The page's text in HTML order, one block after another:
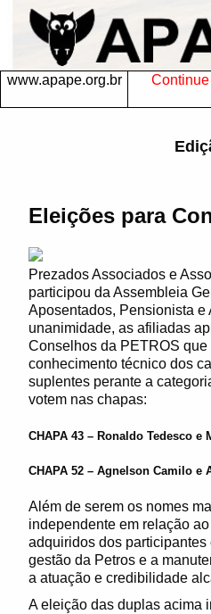
www.apape.org.br
Eleições para
Prezados Associados e
participou da Assembleia
Aposentados, Pensionista
unanimidade, as afiliadas
Conselhos da PETROS
conhecimento técnico dos
suplentes perante a
votem nas chapas:
CHAPA 43 – Ronaldo Tedesco
CHAPA 52 – Agnelson Camilo e
Além de serem os nomes
independente em relação
adquiridos dos
gestão da Petros e a
a atuação e credibilidade
A eleição das duplas acima